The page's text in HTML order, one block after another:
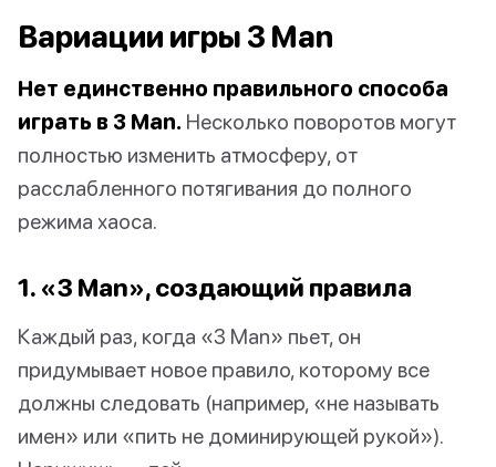
Вариации игры 3 Man
Нет единственно правильного способа
играть в 3 Man. Несколько поворотов могут
полностью изменить атмосферу, от
расслабленного потягивания до полного
режима хаоса.
1. «3 Man», создающий правила
Каждый раз, когда «3 Man» пьет, он
придумывает новое правило, которому все
должны следовать (например, «не называть
имен» или «пить не доминирующей рукой»).